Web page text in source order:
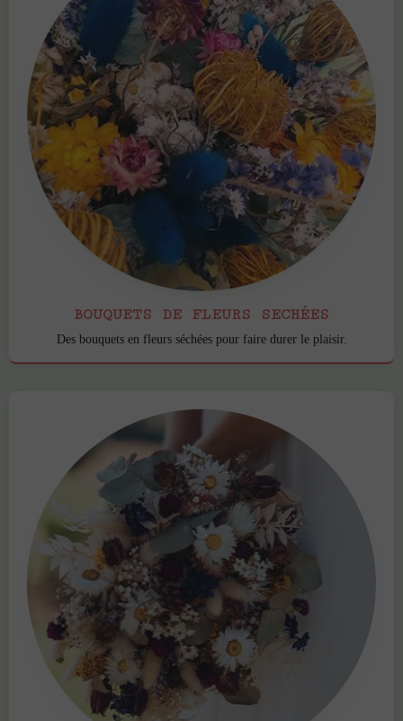
BOUQUETS DE FLEURS SECHÉES
Des bouquets en fleurs séchées pour faire durer le plaisir.